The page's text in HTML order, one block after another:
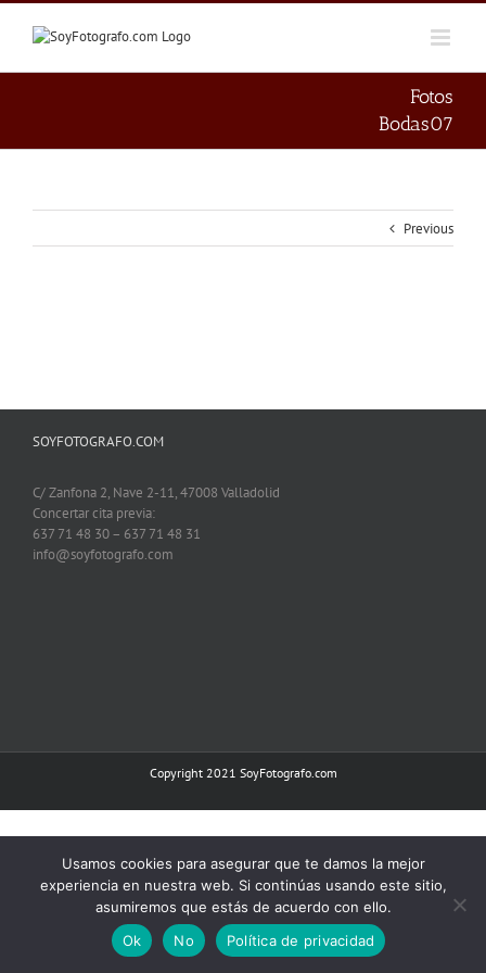
Skip
Fotos
Bodas07
Previous
SOYFOTOGRAFO.COM
C/ Zanfona 2, Nave 2-11, 47008 Valladolid
Concertar cita previa:
637 71 48 30 – 637 71 48 31
info@soyfotografo.com
Copyright 2021 SoyFotografo.com
Usamos cookies para asegurar que te damos la mejor
experiencia en nuestra web. Si continúas usando este sitio,
asumiremos que estás de acuerdo con ello.
Ok
No Política de privacidad